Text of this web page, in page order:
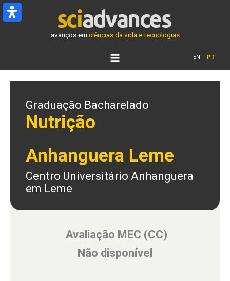
Ir
para
avanços em ciências da vida e tecnologias
EN PT
Graduação Bacharelado
Nutrição
Anhanguera Leme
Centro Universitário Anhanguera
em Leme
Avaliação MEC (CC)
Não disponível